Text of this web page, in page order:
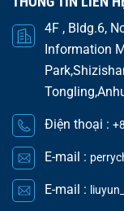
4F , Bldg.6,
Information
Điện thoại :
E-mail :
E-mail :